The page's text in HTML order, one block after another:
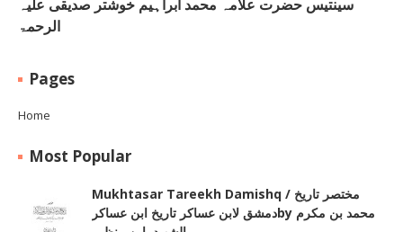
سینتیس حضرت علامہ محمد ابراہیم خوشتر صدیقی علیہ
الرحمۃ
Pages
Home
Most Popular
Mukhtasar Tareekh Damishq ‎/ مختصر تاریخ
دمشق لابن عساکر تاریخ ابن عساکرby ‎محمد بن مکرم